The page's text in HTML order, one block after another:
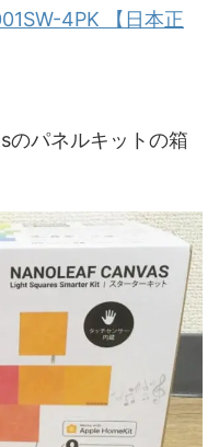
4PK 【日本正
のパネルキットの箱